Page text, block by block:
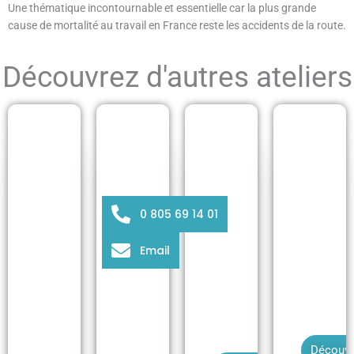
Une thématique incontournable et essentielle car la plus grande
cause de mortalité au travail en France reste les accidents de la route.
Découvrez d'autres ateliers
ge
ur
ge
nc
ui
ris
0 805 69 14 01
Email